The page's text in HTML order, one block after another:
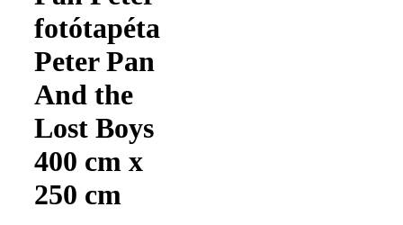
fotótapéta
Peter Pan
And the
Lost Boys
400 cm x
250 cm